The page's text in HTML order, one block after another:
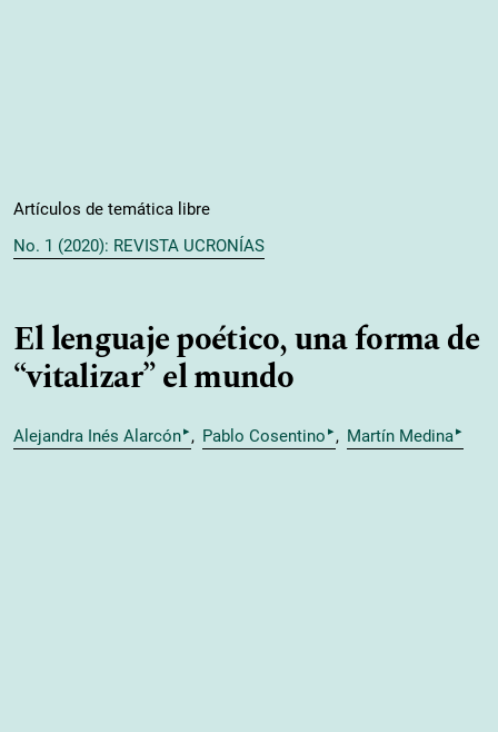
Artículos de temática libre
No. 1 (2020): REVISTA UCRONÍAS
El lenguaje poético, una forma de
“vitalizar” el mundo
Alejandra Inés Alarcón▸ Pablo Cosentino ▸ Martín Medina▸